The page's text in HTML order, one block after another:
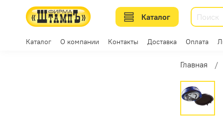
Каталог
Каталог О компании Контакты Доставка Оплата
Главная